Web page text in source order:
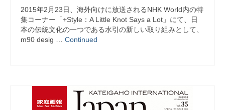
2015年2月23日、海外向けに放送されるNHK World内の特
集コーナー「+Style：A Little Knot Says a Lot」にて、日
本の伝統文化の一つである水引の新しい取り組みとして、
m90 desig … Continued